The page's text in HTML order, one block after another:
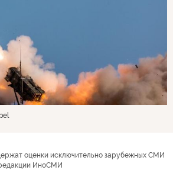
оценки исключительно зарубежных СМИ
ИноСМИ